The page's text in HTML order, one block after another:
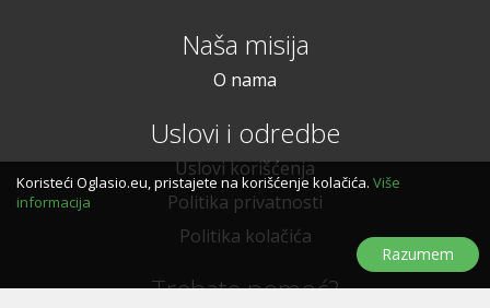
Naša misija
O nama
Uslovi i odredbe
Uslovi korišćenja
Politika privatnosti
Politika kolačića
Trebate pomoć?
Koristeći Oglasio.eu, pristajete na korišćenje kolačića. Više
informacija
Razumem